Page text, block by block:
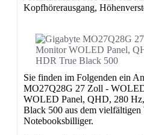
Kopfhörerausgang,
Sie finden im Folgenden ein
MO27Q28G 27 Zoll -
WOLED Panel, QHD, 280
Black 500 aus dem vielfältigen
Notebooksbilliger.